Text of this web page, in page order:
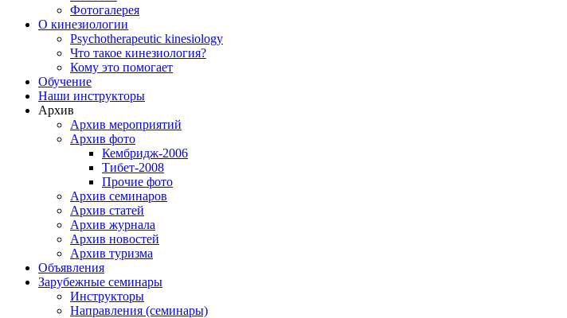
Фотогалерея
О кинезиологии
Psychotherapeutic kinesiology
Что такое кинезиология?
Кому это помогает
Обучение
Наши инструкторы
Архив
Архив мероприятий
Архив фото
Кембридж-2006
Тибет-2008
Прочие фото
Архив семинаров
Архив статей
Архив журнала
Архив новостей
Архив туризма
Объявления
Зарубежные семинары
Инструкторы
Направления (семинары)